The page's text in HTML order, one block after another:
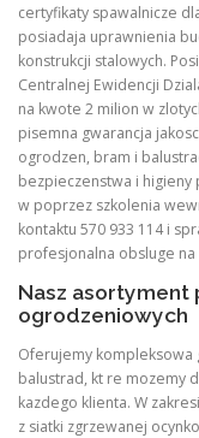
certyfikaty spawalnicze
posiadaja uprawnienia
konstrukcji stalowych.
Centralnej Ewidencji
na kwote 2 milion w
pisemna gwarancja
ogrodzen, bram i
bezpieczenstwa i higieny
w poprzez szkolenia
kontaktu 570 933 114 i
profesjonalna obsluge
Nasz asortyment
ogrodzeniowych
Oferujemy
balustrad, kt re mozemy
kazdego klienta. W
z siatki zgrzewanej